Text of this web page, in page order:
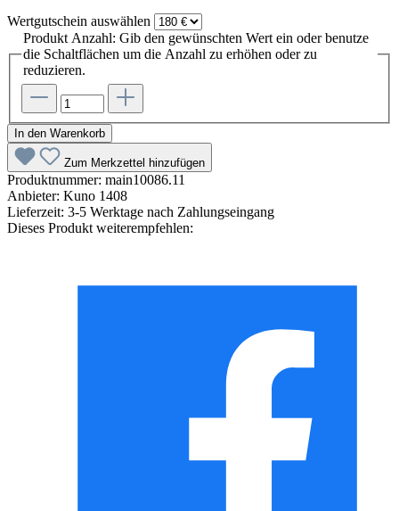
Wertgutschein auswählen
Produkt Anzahl: Gib den gewünschten Wert ein oder benutze
die Schaltflächen um die Anzahl zu erhöhen oder zu
reduzieren.
In den Warenkorb
Zum Merkzettel hinzufügen
Produktnummer: main10086.11
Anbieter: Kuno 1408
Lieferzeit: 3-5 Werktage nach Zahlungseingang
Dieses Produkt weiterempfehlen: